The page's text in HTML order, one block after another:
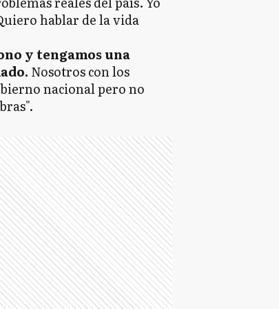
hablar de la vida
y tengamos una
Nosotros con los
nacional pero no